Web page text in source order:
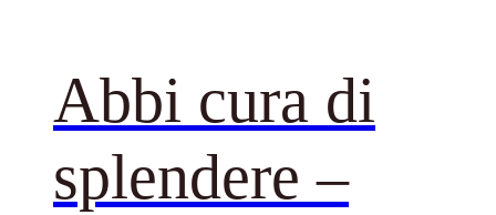
Abbi cura di
splendere –